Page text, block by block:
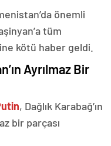
önemli
tüm
kötü haber geldi.
Ayrılmaz Bir
, Dağlık Karabağ’ın
bir parçası